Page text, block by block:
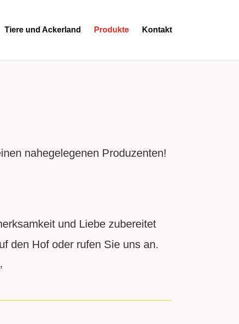
Tiere und Ackerland Produkte Kontakt
nahegelegenen Produzenten!
und Liebe zubereitet
den Hof oder rufen Sie uns an.